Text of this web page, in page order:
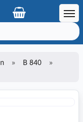
B 840